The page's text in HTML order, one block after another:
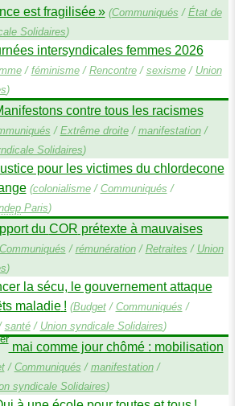
est fragilisée» (Communiqués / État de
Solidaires)
intersyndicales femmes 2026
/ féminisme/ Rencontre/ sexisme/ Union
)
contre tous les racismes
/ Extrême droite/ manifestation/
Solidaires)
pour les victimes du chlordecone
(colonialisme/ Communiqués /
Paris)
du COR prétexte à mauvaises
Communiqués / rémunération/ Retraites / Union
)
la sécu, le gouvernement attaque
maladie ! (Budget/ Communiqués /
santé/ Union syndicale Solidaires)
ermai comme jour chômé : mobilisation
/ Communiqués / manifestation/
syndicale Solidaires)